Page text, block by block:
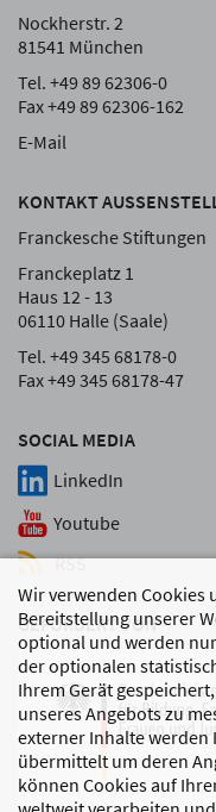
Wir verwenden Cookies
Bereitstellung unserer
optional und werden
der optionalen
Ihrem Gerät
unseres Angebots zu
externer Inhalte
übermittelt um deren
können Cookies auf
SOCIAL MEDIA
LinkedIn
Youtube
RSS
Nockherstr. 2
81541 München
Tel. +49 89 62306-0
Fax +49 89 62306-162
E-Mail
KONTAKT
Franckesche Stiftungen
Franckeplatz 1
Haus 12 - 13
06110 Halle (Saale)
Tel. +49 345 68178-0
Fax +49 345 68178-47
GEFÖRDERT VON